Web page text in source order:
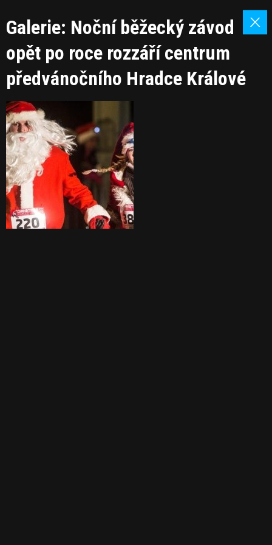
Galerie: Noční běžecký závod
opět po roce rozzáří centrum
předvánočního Hradce Králové